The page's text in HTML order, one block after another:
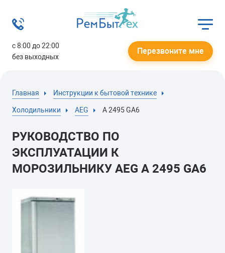
с 8:00 до 22:00
без выходных
Перезвоните мне
Главная Инструкции к бытовой технике
Холодильники AEG A 2495 GA6
РУКОВОДСТВО ПО
ЭКСПЛУАТАЦИИ К
МОРОЗИЛЬНИКУ AEG A 2495 GA6